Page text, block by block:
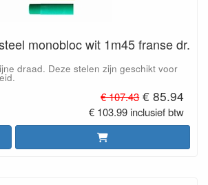
monobloc wit 1m45 franse dr.
draad. Deze stelen zijn geschikt voor
€ 107.43 € 85.94
€ 103.99 inclusief btw